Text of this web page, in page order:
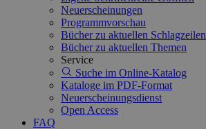
Neuerscheinungen
Programmvorschau
Bücher zu aktuellen Schlagzeilen
Bücher zu aktuellen Themen
Service
Suche im Online-Katalog
Kataloge im PDF-Format
Neuerscheinungsdienst
Open Access
FAQ